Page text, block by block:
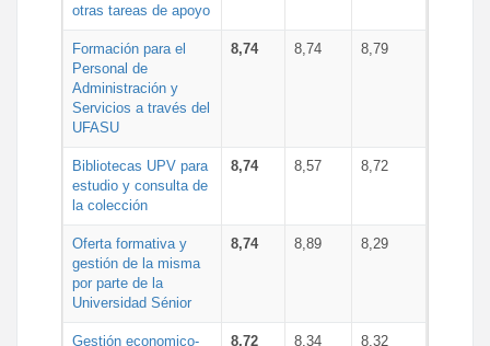
otras tareas de apoyo
Formación para el
Personal de
Administración y
Servicios a través del
UFASU
8,74 8,74 8,79
Bibliotecas UPV para
estudio y consulta de
la colección
8,74 8,57 8,72
Oferta formativa y
gestión de la misma
por parte de la
Universidad Sénior
8,74 8,89 8,29
Gestión economico- 8,72 8,34 8,32